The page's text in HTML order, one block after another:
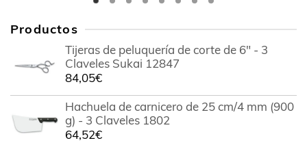
Productos
Tijeras de peluquería de corte de 6" - 3
Claveles Sukai 12847
84,05€
Hachuela de carnicero de 25 cm/4 mm (900
g) - 3 Claveles 1802
64,52€